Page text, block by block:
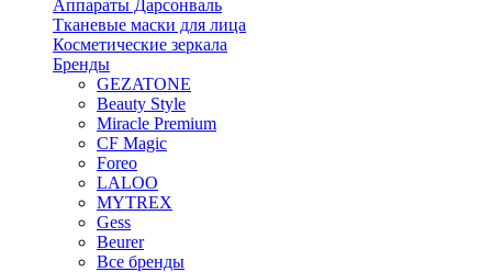
Аппараты Дарсонваль
Тканевые маски для лица
Косметические зеркала
Бренды
GEZATONE
Beauty Style
Miracle Premium
CF Magic
Foreo
LALOO
MYTREX
Gess
Beurer
Все бренды